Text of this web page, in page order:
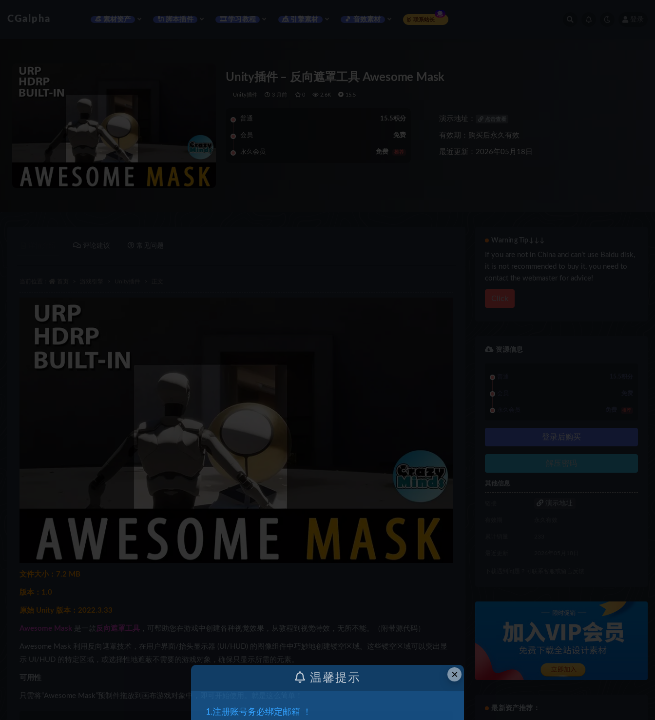
CGalpha 👒 素材资产 🔌 脚本插件 🎞️ 学习教程 🎪 引擎素材 🎵 音效素材 🥇 联系站长
急
Unity插件 – 反向遮罩工具 Awesome Mask
Unity插件 3 月前 0 2.6K 15.5
普通 15.5积分
会员 免费
永久会员 免费 推荐
演示地址： 点击查看
有效期：购买后永久有效
最近更新：2026年05月18日
评论建议 常见问题
文件大小：7.2 MB
版本：1.0
原始 Unity 版本：2022.3.33
Awesome Mask 是一款 反向遮罩工具 ，可帮助您在游戏中创建各种视觉效果，从教程到视觉特效，无所不能。（附带源代码）
Awesome Mask 利用反向遮罩技术，在用户界面/抬头显示器 (UI/HUD) 的图像组件中巧妙地创建镂空区域。这些镂空区域可以突出显
示 UI/HUD 的特定区域，或选择性地遮蔽不需要的游戏对象，确保只显示所需的元素。
可用性
只需将“Awesome Mask”预制件拖放到画布游戏对象中，即可开始使用。就是这么简单！
Warning Tip↓↓↓
If you are not in China and can’t use Baidu disk,
it is not recommended to buy it, you need to
contact the webmaster for advice!
Click
资源信息
推荐
登录后购买
解压密码
其他信息
演示地址
最新资产推荐：
×
温馨提示
1.注册账号务必绑定邮箱 ！